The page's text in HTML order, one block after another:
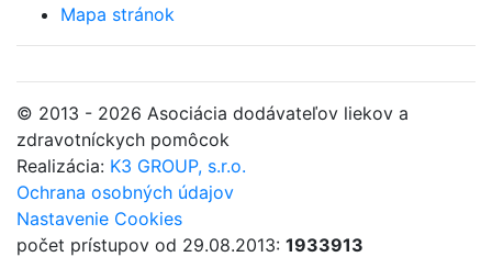
Mapa stránok
© 2013 - 2026 Asociácia dodávateľov liekov a
zdravotníckych pomôcok
Realizácia: K3 GROUP, s.r.o.
Ochrana osobných údajov
Nastavenie Cookies
počet prístupov od 29.08.2013: 1933913